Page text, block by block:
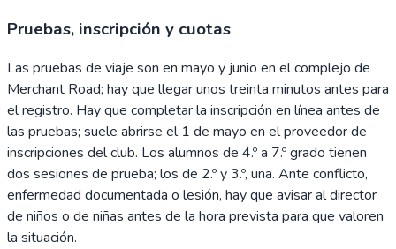
Pruebas, inscripción y cuotas
Las pruebas de viaje son en mayo y junio en el complejo de
Merchant Road; hay que llegar unos treinta minutos antes para
el registro. Hay que completar la inscripción en línea antes de
las pruebas; suele abrirse el 1 de mayo en el proveedor de
inscripciones del club. Los alumnos de 4.º a 7.º grado tienen
dos sesiones de prueba; los de 2.º y 3.º, una. Ante conflicto,
enfermedad documentada o lesión, hay que avisar al director
de niños o de niñas antes de la hora prevista para que valoren
la situación.